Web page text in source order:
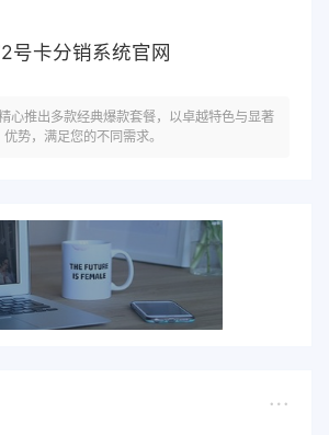
号卡分销系统官网
心推出多款经典爆款套餐，以卓越特色与显著
优势，满足您的不同需求。